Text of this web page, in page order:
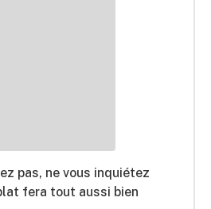
pas, ne vous inquiétez
fera tout aussi bien